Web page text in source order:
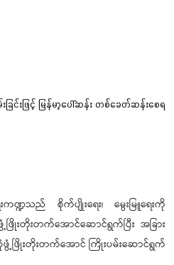
းဖြင့် မြန်မာ့ပေါ်ဆန်း တစ်ခေတ်ဆန်းစေရ
ကဏ္ဍသည် စိုက်ပျိုးရေး၊ မွေးမြူရေးကို
တိုးတက်အောင်ဆောင်ရွက်ပြီး အခြား
ဖွံ့ဖြိုးတိုးတက်အောင် ကြိုးပမ်းဆောင်ရွက်